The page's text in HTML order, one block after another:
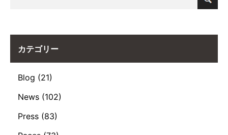
カテゴリー
Blog (21)
News (102)
Press (83)